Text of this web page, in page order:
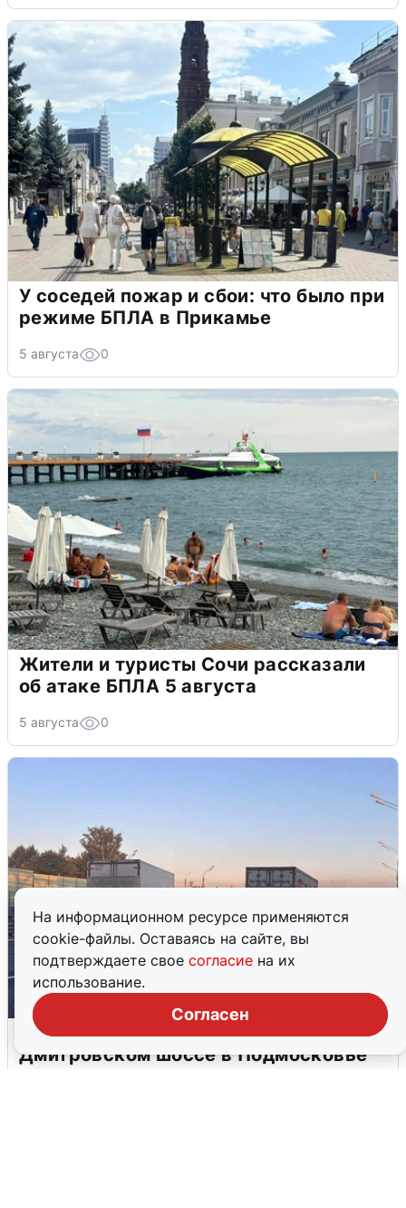
На информационном ресурсе применяются
cookie-файлы. Оставаясь на сайте, вы
подтверждаете свое согласие на их
использование.
Согласен
У соседей пожар и сбои: что было при
режиме БПЛА в Прикамье
5 августа 0
Жители и туристы Сочи рассказали
об атаке БПЛА 5 августа
5 августа 0
Пять машин столкнулись на
Дмитровском шоссе в Подмосковье